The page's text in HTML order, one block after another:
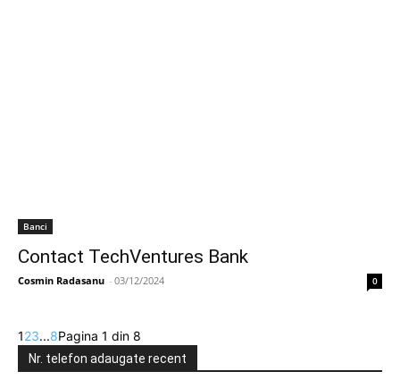
Banci
Contact TechVentures Bank
Cosmin Radasanu - 03/12/2024 0
123...8Pagina 1 din 8
Nr. telefon adaugate recent